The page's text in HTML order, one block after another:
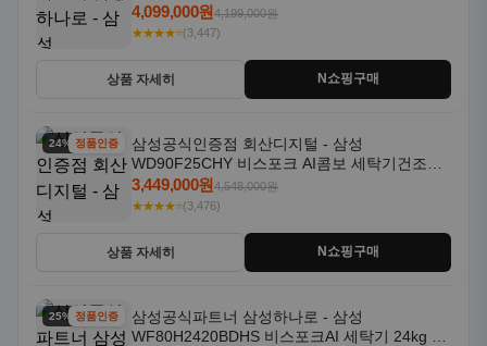
18kg 자동문열림 1등급
4,099,000원4,199,000원
★★★★⭐(3,447)
상품 자세히 N쇼핑구매
24% 할인정품인증
삼성공식인증점 회산디지털 - 삼성
WD90F25CHY 비스포크 AI콤보 세탁기건조기
일체형 25kg+18kg 1등급
3,449,000원4,548,000원
★★★★⭐(3,476)
상품 자세히 N쇼핑구매
25% 할인정품인증
삼성공식파트너 삼성하나로 - 삼성
WF80H2420BDHS 비스포크AI 세탁기 24kg 건